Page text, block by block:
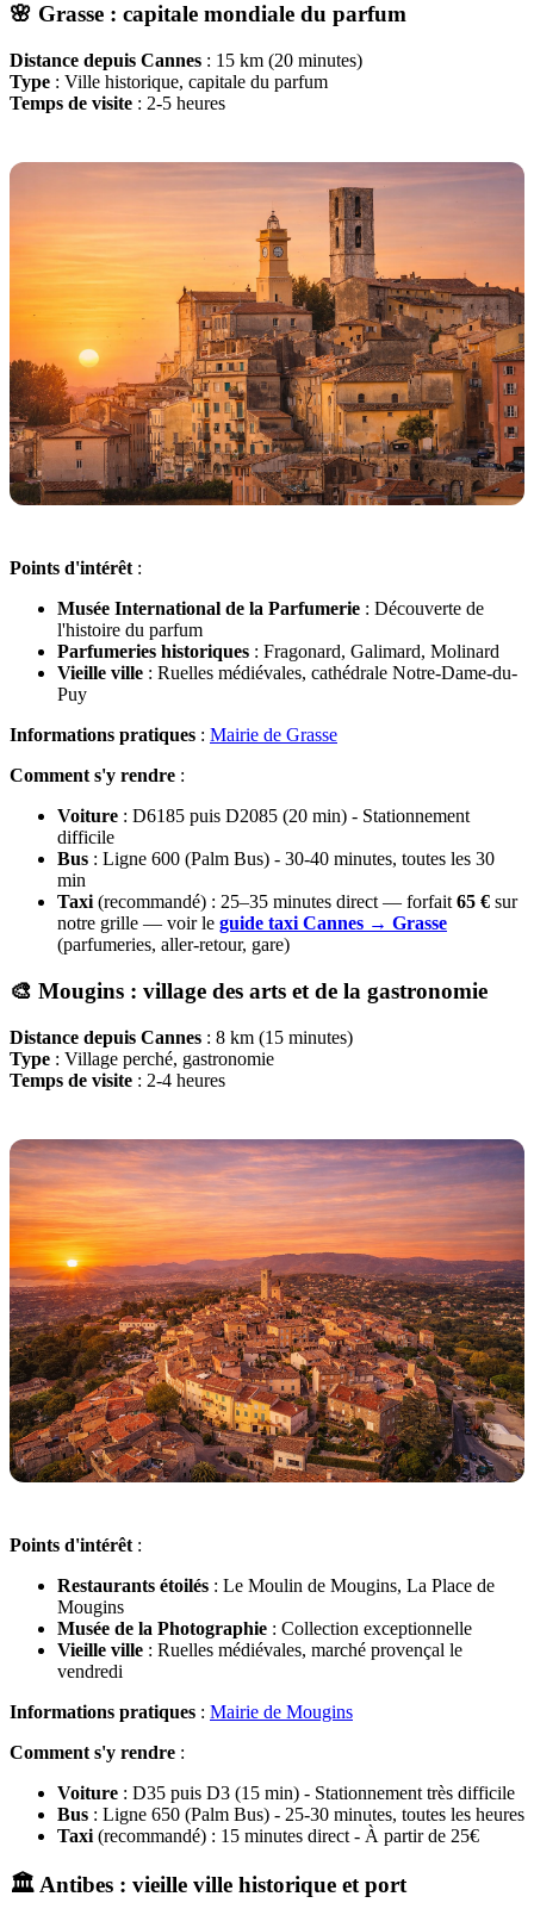
🌸 Grasse : capitale mondiale du parfum
Distance depuis Cannes : 15 km (20 minutes)
Type : Ville historique, capitale du parfum
Temps de visite : 2-5 heures
Points d'intérêt :
Musée International de la Parfumerie : Découverte de
l'histoire du parfum
Parfumeries historiques : Fragonard, Galimard, Molinard
Vieille ville : Ruelles médiévales, cathédrale Notre-Dame-du-
Puy
Informations pratiques : Mairie de Grasse
Comment s'y rendre :
Voiture : D6185 puis D2085 (20 min) - Stationnement
difficile
Bus : Ligne 600 (Palm Bus) - 30-40 minutes, toutes les 30
min
Taxi (recommandé) : 25–35 minutes direct — forfait 65 € sur
notre grille — voir le guide taxi Cannes → Grasse
(parfumeries, aller-retour, gare)
🎨 Mougins : village des arts et de la gastronomie
Distance depuis Cannes : 8 km (15 minutes)
Type : Village perché, gastronomie
Temps de visite : 2-4 heures
Points d'intérêt :
Restaurants étoilés : Le Moulin de Mougins, La Place de
Mougins
Musée de la Photographie : Collection exceptionnelle
Vieille ville : Ruelles médiévales, marché provençal le
vendredi
Informations pratiques : Mairie de Mougins
Comment s'y rendre :
Voiture : D35 puis D3 (15 min) - Stationnement très difficile
Bus : Ligne 650 (Palm Bus) - 25-30 minutes, toutes les heures
Taxi (recommandé) : 15 minutes direct - À partir de 25€
🏛️ Antibes : vieille ville historique et port